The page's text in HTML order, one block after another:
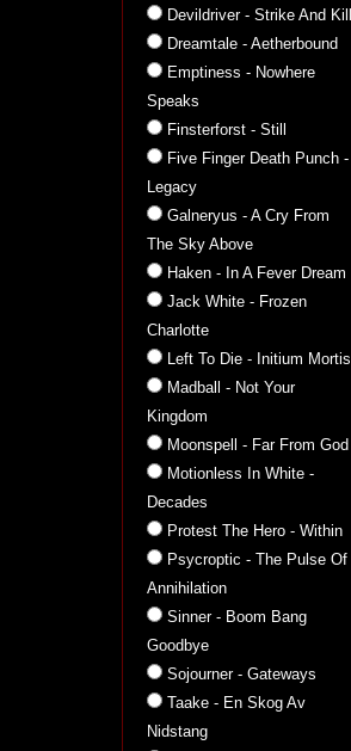
Devildriver - Strike And Kill
Dreamtale - Aetherbound
Emptiness - Nowhere
Speaks
Finsterforst - Still
Five Finger Death Punch -
Legacy
Galneryus - A Cry From
The Sky Above
Haken - In A Fever Dream
Jack White - Frozen
Charlotte
Left To Die - Initium Mortis
Madball - Not Your
Kingdom
Moonspell - Far From God
Motionless In White -
Decades
Protest The Hero - Within
Psycroptic - The Pulse Of
Annihilation
Sinner - Boom Bang
Goodbye
Sojourner - Gateways
Taake - En Skog Av
Nidstang